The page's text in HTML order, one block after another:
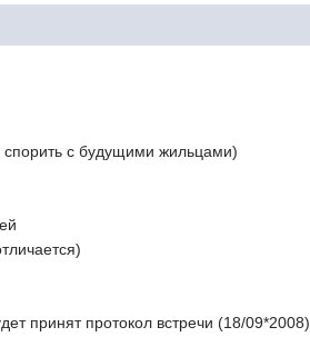
спорить с будущими жильцами)
принят протокол встречи (18/09*2008)